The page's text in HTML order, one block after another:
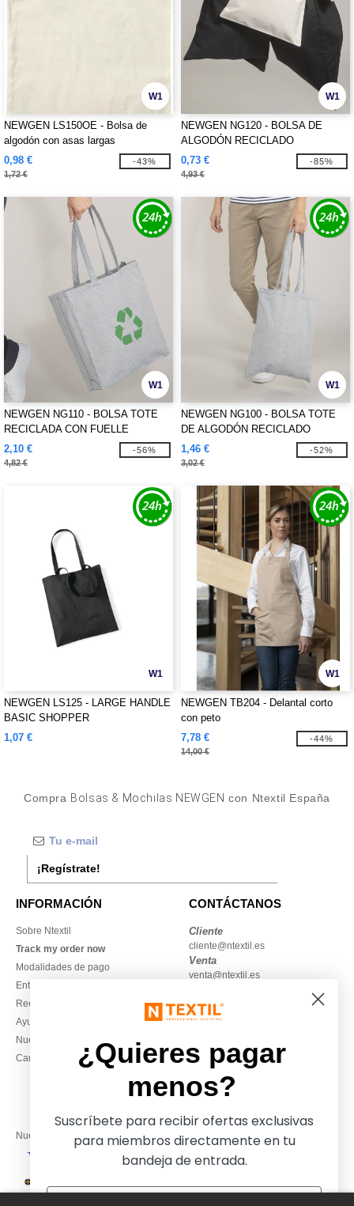
W1
NEWGEN LS150OE - Bolsa de
algodón con asas largas
0,98 €
1,72 €
-43%
W1
NEWGEN NG120 - BOLSA DE
ALGODÓN RECICLADO
0,73 €
4,93 €
-85%
W1
NEWGEN NG110 - BOLSA TOTE
RECICLADA CON FUELLE
2,10 €
4,82 €
-56%
W1
NEWGEN NG100 - BOLSA TOTE
DE ALGODÓN RECICLADO
1,46 €
3,02 €
-52%
W1
NEWGEN LS125 - LARGE HANDLE
BASIC SHOPPER
1,07 €
W1
NEWGEN TB204 - Delantal corto
con peto
7,78 €
14,00 €
-44%
Compra Bolsas & Mochilas NEWGEN con Ntextil España
¡Regístrate!
INFORMACIÓN
Sobre Ntextil
Track my order now
Modalidades de pago
Entrega
Reembolsos / devoluciones
Ayuda & FAQs
Nuestros compromisos
Camisetas locales al por mayor
CONTÁCTANOS
Cliente
cliente@ntextil.es
Venta
venta@ntextil.es
930 410 200
Viernes: 10:00–14:00
Nuestros socios financieros
¿Quieres pagar
menos?
Suscríbete para recibir ofertas exclusivas
para miembros directamente en tu
bandeja de entrada.